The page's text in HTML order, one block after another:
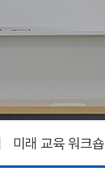
미래 교육 워크숍